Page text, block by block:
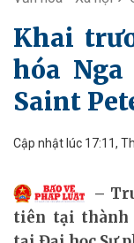
Khai
hóa
Saint
Cập nhật lúc 17:11,
tiên tại thành